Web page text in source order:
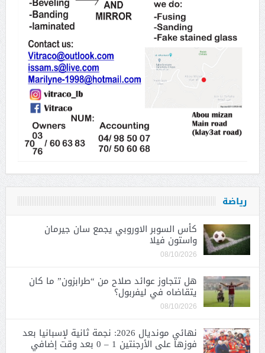
رياضة
كأس السوبر الاوروبي يجمع سان جيرمان
واستون فيلا
08/10/2026
هل تتجاوز عوائد صلاح من “طرابزون” ما كان
يتقاضاه في ليفربول؟
08/10/2026
نهائي مونديال 2026: نجمة ثانية لإسبانيا بعد
فوزها على الأرجنتين 1 – 0 بعد وقت إضافي